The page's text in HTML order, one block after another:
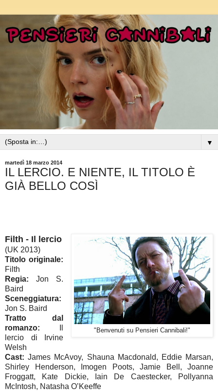
▼
martedì 18 marzo 2014
IL LERCIO. E NIENTE, IL TITOLO È
GIÀ BELLO COSÌ
"Benvenuti su Pensieri Cannibali!"
Filth - Il lercio
(UK 2013)
Titolo originale:
Filth
Regia:Jon S.
Baird
Sceneggiatura:
Jon S. Baird
Tratto dal
romanzo:
lercio di Irvine
Welsh
Cast:James McAvoy, Shauna Macdonald, Eddie Marsan,
Shirley Henderson, Imogen Poots, Jamie Bell, Joanne
Froggatt, Kate Dickie, Iain De Caestecker, Pollyanna
McIntosh, Natasha O’Keeffe